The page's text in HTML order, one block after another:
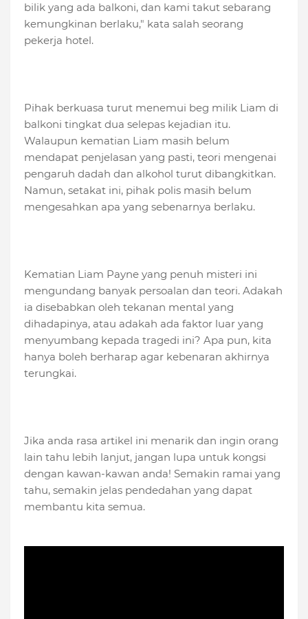
bilik yang ada balkoni, dan kami takut sebarang
kemungkinan berlaku," kata salah seorang
pekerja hotel.
Pihak berkuasa turut menemui beg milik Liam di
balkoni tingkat dua selepas kejadian itu.
Walaupun kematian Liam masih belum
mendapat penjelasan yang pasti, teori mengenai
pengaruh dadah dan alkohol turut dibangkitkan.
Namun, setakat ini, pihak polis masih belum
mengesahkan apa yang sebenarnya berlaku.
Kematian Liam Payne yang penuh misteri ini
mengundang banyak persoalan dan teori. Adakah
ia disebabkan oleh tekanan mental yang
dihadapinya, atau adakah ada faktor luar yang
menyumbang kepada tragedi ini? Apa pun, kita
hanya boleh berharap agar kebenaran akhirnya
terungkai.
Jika anda rasa artikel ini menarik dan ingin orang
lain tahu lebih lanjut, jangan lupa untuk kongsi
dengan kawan-kawan anda! Semakin ramai yang
tahu, semakin jelas pendedahan yang dapat
membantu kita semua.